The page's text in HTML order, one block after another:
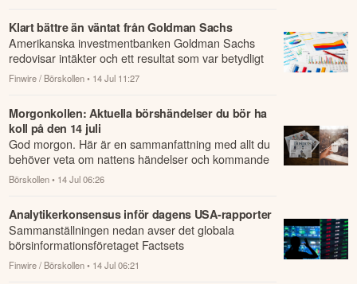
Klart bättre än väntat från Goldman Sachs
Amerikanska investmentbanken Goldman Sachs
redovisar intäkter och ett resultat som var betydligt
högre än väntat under andra kvartalet.
Finwire / Börskollen • 14 Jul 11:27
Morgonkollen: Aktuella börshändelser du bör ha
koll på den 14 juli
God morgon. Här är en sammanfattning med allt du
behöver veta om nattens händelser och kommande
dagens viktigaste händelser på börsen.
Börskollen • 14 Jul 06:26
Analytikerkonsensus inför dagens USA-rapporter
Sammanställningen nedan avser det globala
börsinformationsföretaget Factsets
analytikerkonsensus för amerikanska bolag som
senare i dag lämn...
Finwire / Börskollen • 14 Jul 06:21